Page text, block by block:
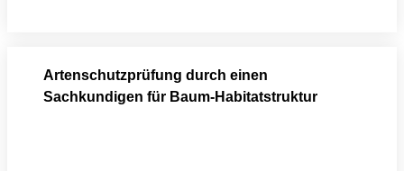
Artenschutzprüfung durch einen
Sachkundigen für Baum-Habitatstruktur